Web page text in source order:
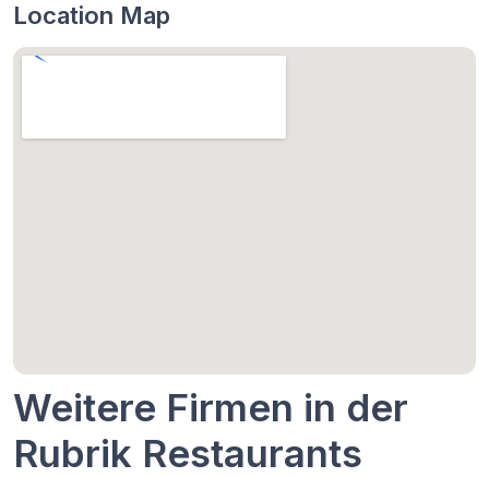
Location Map
Weitere Firmen in der
Rubrik Restaurants